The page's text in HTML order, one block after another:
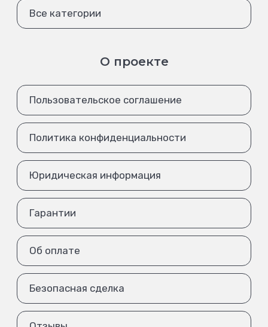
Все категории
О проекте
Пользовательское соглашение
Политика конфиденциальности
Юридическая информация
Гарантии
Об оплате
Безопасная сделка